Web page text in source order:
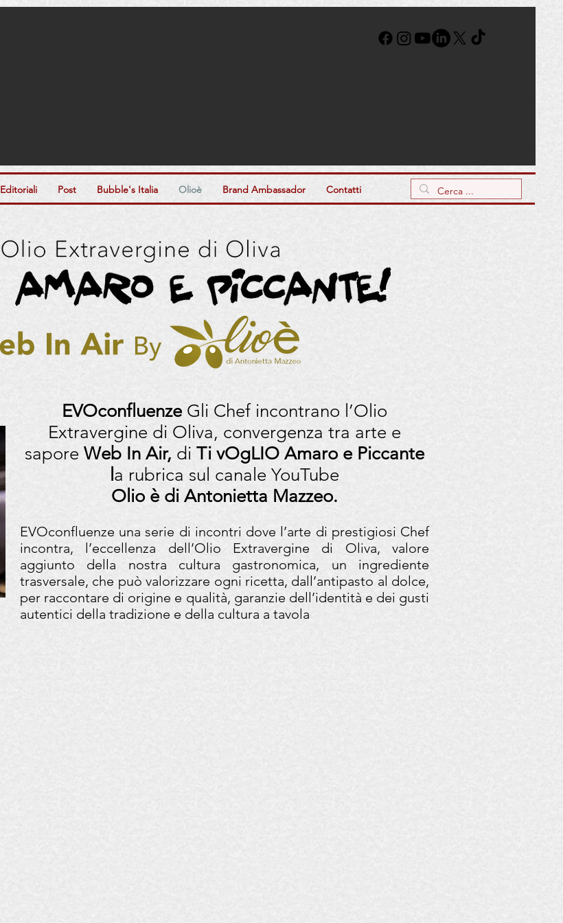
Editoriali Post Bubble's Italia Olioè Brand Ambassador Contatti
EVOconfluenze Gli Chef incontrano l’Olio
Extravergine di Oliva, convergenza tra arte e
sapore Web In Air, di Ti vOgLIO Amaro e Piccante
a rubrica sul canale YouTube
Olio è di Antonietta Mazzeo.
EVOconfluenze una serie di incontri dove l’arte di prestigiosi Chef
incontra, l’eccellenza dell’Olio Extravergine di Oliva, valore
aggiunto della nostra cultura gastronomica, un ingrediente
trasversale, che può valorizzare ogni ricetta, dall’antipasto al dolce,
per raccontare di origine e qualità, garanzie dell’identità e dei gusti
autentici della tradizione e della cultura a tavola